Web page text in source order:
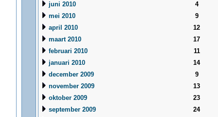
juni 2010
4
mei 2010
9
april 2010
12
maart 2010
17
februari 2010
11
januari 2010
14
december 2009
9
november 2009
13
oktober 2009
23
september 2009
24